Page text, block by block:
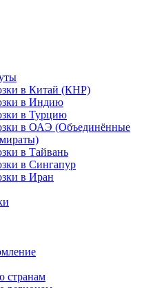
в Китай (КНР)
в Индию
в Турцию
в ОАЭ (Объединённые
в Тайвань
в Сингапур
в Иран
странам